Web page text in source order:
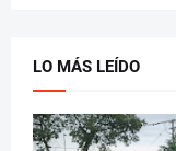
LO MÁS LEÍDO